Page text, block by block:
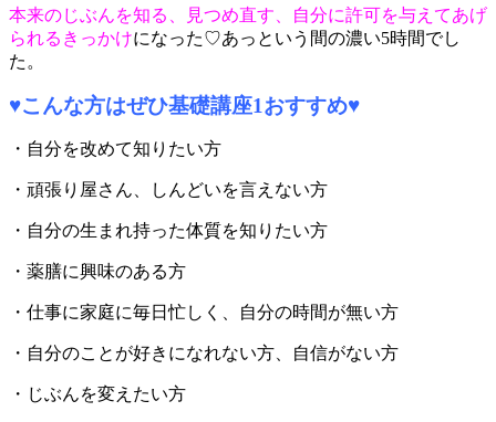
本来のじぶんを知る、見つめ直す、自分に許可を与えてあげ
られるきっかけになった♡あっという間の濃い5時間でし
た。
♥こんな方はぜひ基礎講座1おすすめ♥
・自分を改めて知りたい方
・頑張り屋さん、しんどいを言えない方
・自分の生まれ持った体質を知りたい方
・薬膳に興味のある方
・仕事に家庭に毎日忙しく、自分の時間が無い方
・自分のことが好きになれない方、自信がない方
・じぶんを変えたい方